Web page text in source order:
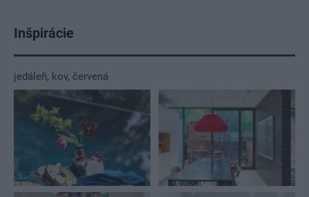
Inšpirácie
jedáleň, kov, červená